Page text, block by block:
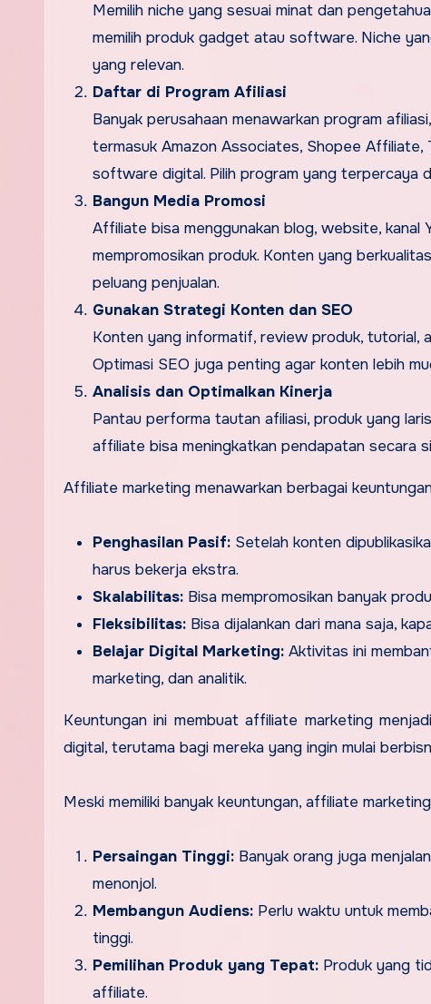
Memilih niche yang sesuai minat dan
memilih produk gadget atau software. Niche
yang relevan.
Daftar di Program Afiliasi
Banyak perusahaan menawarkan program
termasuk Amazon Associates, Shopee
software digital. Pilih program yang terpercaya
Bangun Media Promosi
Affiliate bisa menggunakan blog, website, kanal
mempromosikan produk. Konten yang
peluang penjualan.
Gunakan Strategi Konten dan SEO
Konten yang informatif, review produk, tutorial,
Optimasi SEO juga penting agar konten lebih
Analisis dan Optimalkan Kinerja
Pantau performa tautan afiliasi, produk yang
affiliate bisa meningkatkan pendapatan secara
Affiliate marketing menawarkan berbagai
Penghasilan Pasif: Setelah konten
harus bekerja ekstra.
Skalabilitas: Bisa mempromosikan banyak
Fleksibilitas: Bisa dijalankan dari mana saja,
Belajar Digital Marketing: Aktivitas ini
marketing, dan analitik.
Keuntungan ini membuat affiliate marketing
digital, terutama bagi mereka yang ingin mulai
Meski memiliki banyak keuntungan, affiliate
Persaingan Tinggi: Banyak orang juga
menonjol.
Membangun Audiens: Perlu waktu untuk
tinggi.
Pemilihan Produk yang Tepat: Produk yang
affiliate.